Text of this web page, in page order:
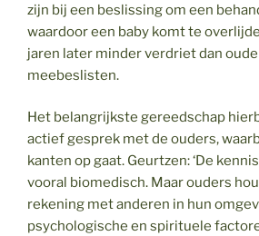
zijn bij een beslissing om een
waardoor een baby komt te
jaren later minder verdriet dan
meebeslisten.
Het belangrijkste gereedschap
actief gesprek met de ouders,
kanten op gaat. Geurtzen: ‘De
vooral biomedisch. Maar ouders
rekening met anderen in hun
psychologische en spirituele